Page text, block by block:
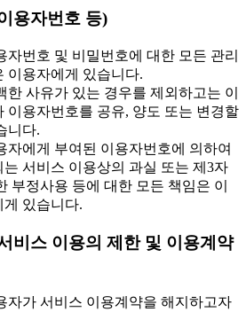
용자번호 등)
번호 및 비밀번호에 대한 모든 관리
이용자에게 있습니다.
사유가 있는 경우를 제외하고는 이
이용자번호를 공유, 양도 또는 변경할
니다.
에게 부여된 이용자번호에 의하여
는 서비스 이용상의 과실 또는 제3자
부정사용 등에 대한 모든 책임은 이
게 있습니다.
비스 이용의 제한 및 이용계약
가 서비스 이용계약을 해지하고자